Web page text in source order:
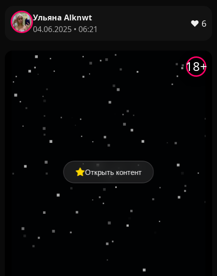
Ульяна Alknwt
04.06.2025 • 06:21
❤️ 6
Открыть контент
18+